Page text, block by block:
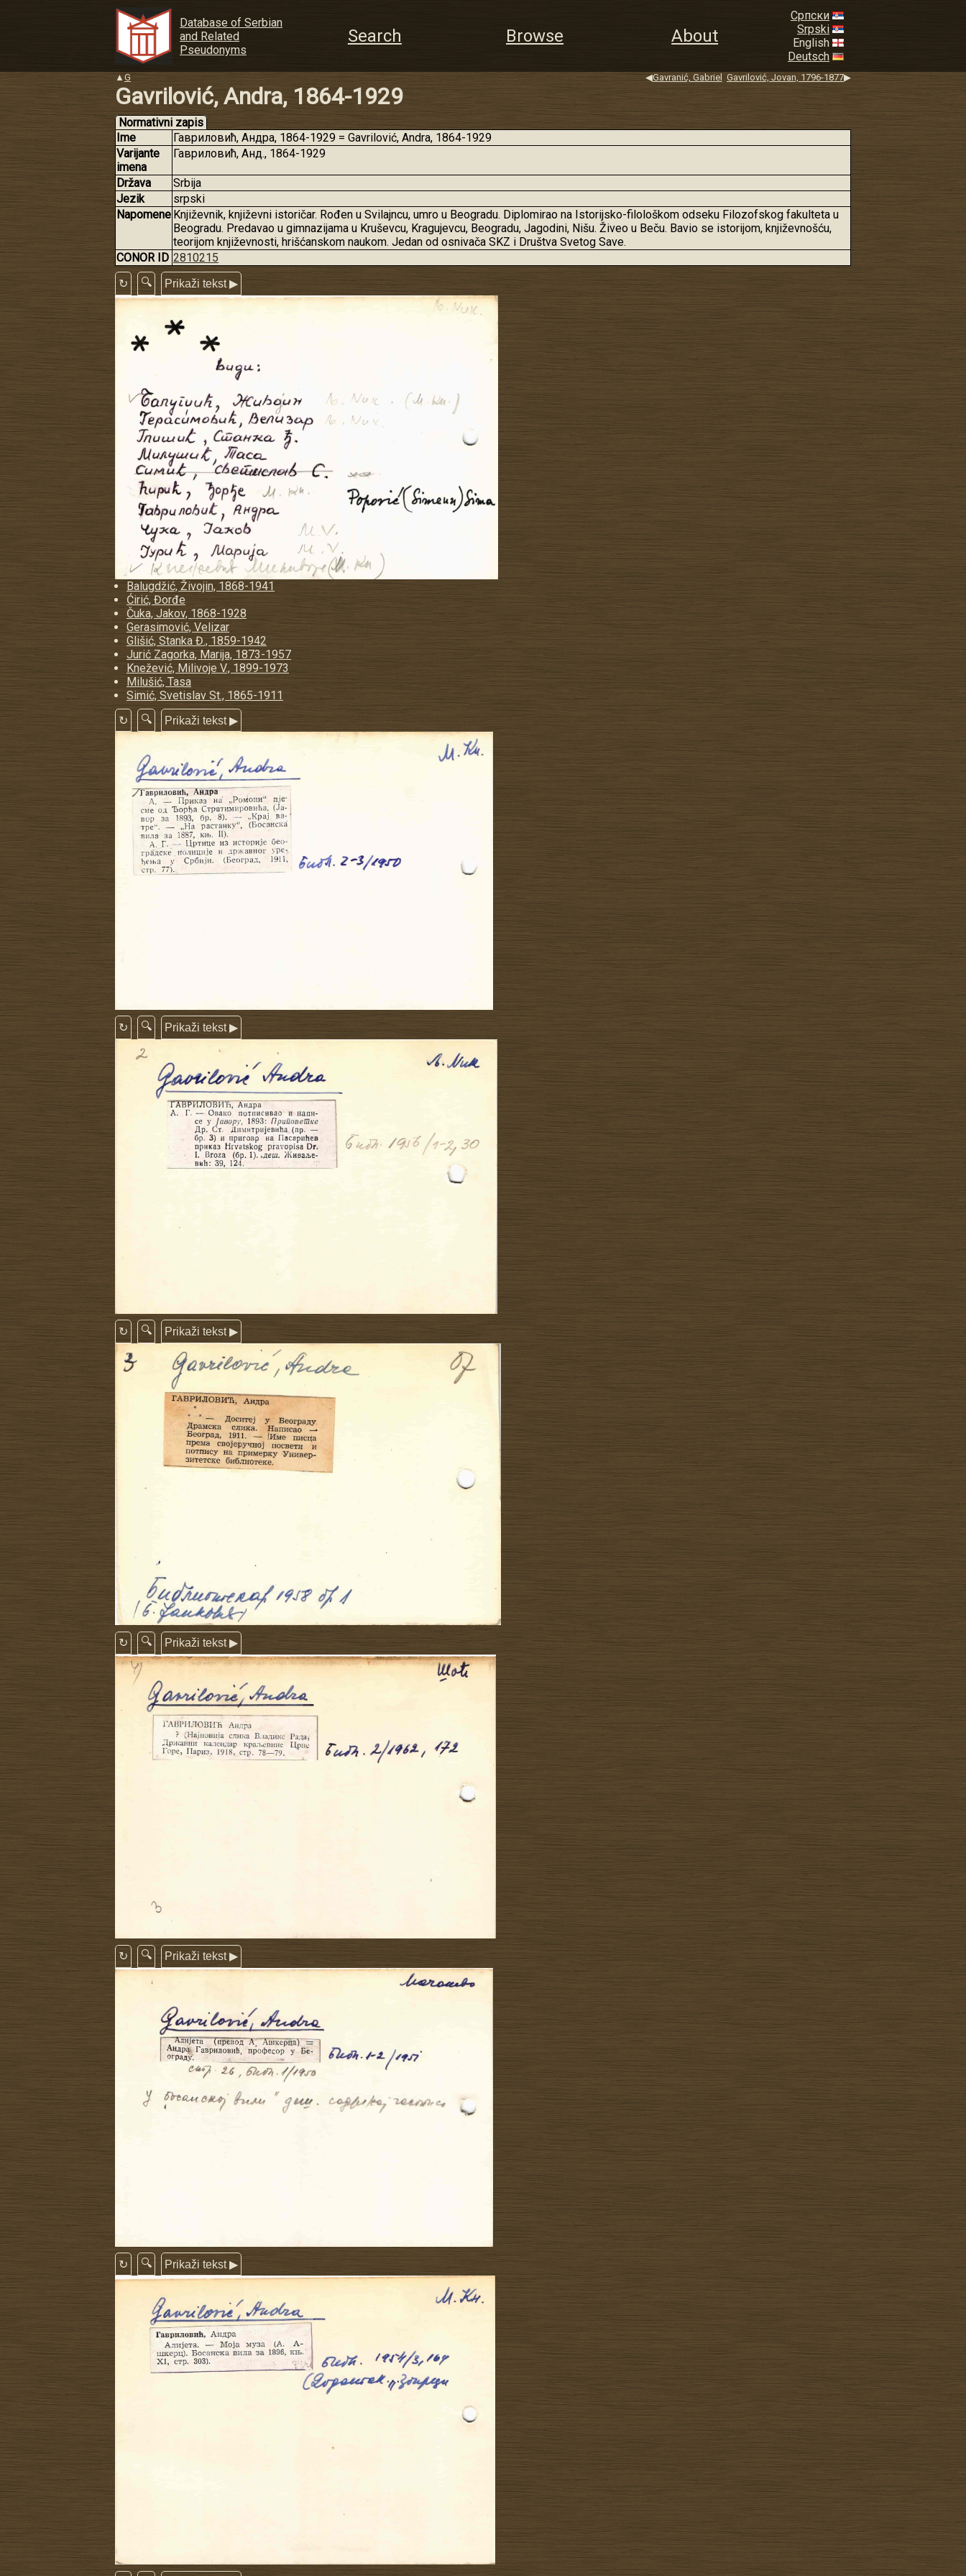
Database of Serbian
and Related
Pseudonyms
Search Browse About
Српски
Srpski
English
Deutsch
▲ G ◀Gavranić, Gabriel Gavrilović, Jovan, 1796-1877▶
Gavrilović, Andra, 1864-1929
Normativni zapis
Ime
Гавриловић, Андра, 1864-1929 = Gavrilović, Andra, 1864-1929
Varijante
imena
Гавриловић, Анд., 1864-1929
Država
Srbija
Jezik
srpski
Napomene Književnik, književni istoričar. Rođen u Svilajncu, umro u Beogradu. Diplomirao na Istorijsko-filološkom odseku Filozofskog fakulteta u
Beogradu. Predavao u gimnazijama u Kruševcu, Kragujevcu, Beogradu, Jagodini, Nišu. Živeo u Beču. Bavio se istorijom, književnošću,
teorijom književnosti, hrišćanskom naukom. Jedan od osnivača SKZ i Društva Svetog Save.
CONOR ID 2810215
Balugdžić, Živojin, 1868-1941
Ćirić, Đorđe
Čuka, Jakov, 1868-1928
Gerasimović, Velizar
Glišić, Stanka Đ., 1859-1942
Jurić Zagorka, Marija, 1873-1957
Knežević, Milivoje V., 1899-1973
Milušić, Tasa
Simić, Svetislav St., 1865-1911